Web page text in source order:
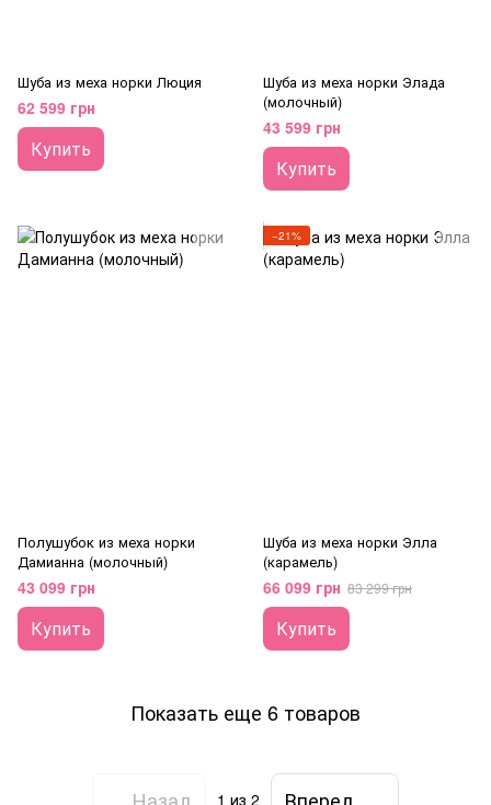
Шуба из меха норки Люция
62 599 грн
Купить
Шуба из меха норки Элада
(молочный)
43 599 грн
Купить
Полушубок из меха норки
Дамианна (молочный)
43 099 грн
Купить
−21%
Шуба из меха норки Элла
(карамель)
66 099 грн 83 299 грн
Купить
Показать еще 6 товаров
Назад 1 из 2 Вперед